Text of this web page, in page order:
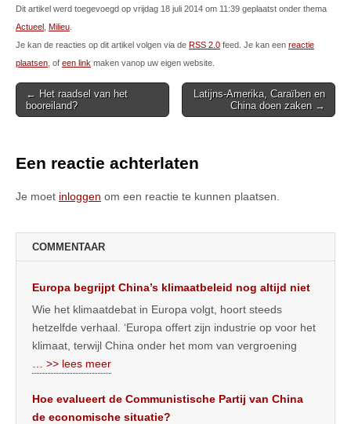
Dit artikel werd toegevoegd op vrijdag 18 juli 2014 om 11:39 geplaatst onder thema
Actueel Milieu
Je kan de reacties op dit artikel volgen via de RSS 2.0 feed. Je kan een reactie
plaatsen , of een link maken vanop uw eigen website.
Post
navigation
← Het raadsel van het
booreiland?
Latijns-Amerika, Caraïben en
China doen zaken →
Een reactie achterlaten
Je moet inloggen om een reactie te kunnen plaatsen.
COMMENTAAR
Europa begrijpt China’s klimaatbeleid nog altijd niet
Wie het klimaatdebat in Europa volgt, hoort steeds
hetzelfde verhaal. ‘Europa offert zijn industrie op voor het
klimaat, terwijl China onder het mom van vergroening
… >> lees meer
Hoe evalueert de Communistische Partij van China
de economische situatie?